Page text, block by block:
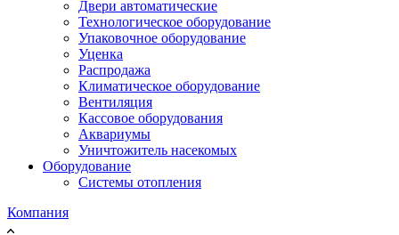
Двери автоматические
Технологическое оборудование
Упаковочное оборудование
Уценка
Распродажа
Климатическое оборудование
Вентиляция
Кассовое оборудования
Аквариумы
Уничтожитель насекомых
Оборудование
Системы отопления
Компания